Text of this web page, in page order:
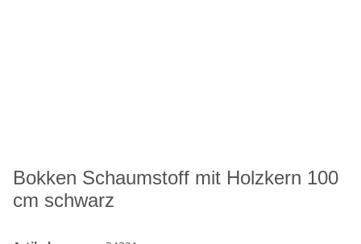
Bokken Schaumstoff mit Holzkern 100
cm schwarz